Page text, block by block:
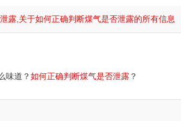
露,关于如何正确判断煤气是否泄露的所有信息
味道？如何正确判断煤气是否泄露 ？